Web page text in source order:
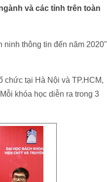
và các tỉnh trên toàn
thông tin đến năm 2020"
chức tại Hà Nội và TP.HCM,
khóa học diễn ra trong 3